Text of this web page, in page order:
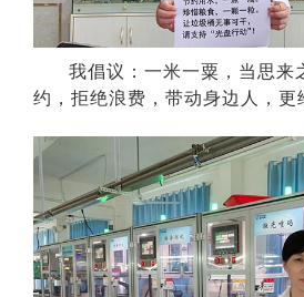
我倡议：一米一粟，当思来
约，拒绝浪费，带动身边人，更